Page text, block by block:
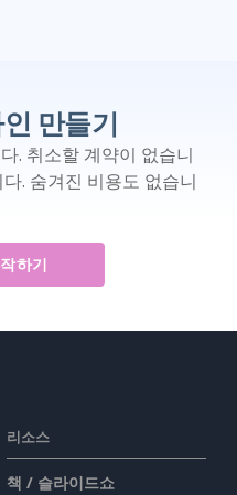
만들기
. 취소할 계약이 없습니
. 숨겨진 비용도 없습니
하기
리소스
책 / 슬라이드쇼